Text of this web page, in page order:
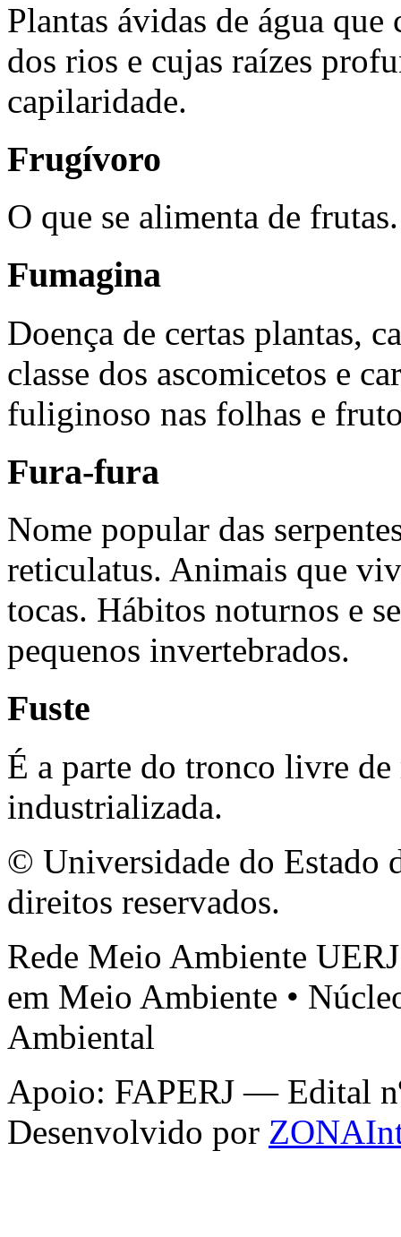
Plantas ávidas de água
dos rios e cujas raízes
capilaridade.
Frugívoro
O que se alimenta de frutas.
Fumagina
Doença de certas plantas,
classe dos ascomicetos e
fuliginoso nas folhas e
Fura-fura
Nome popular das
reticulatus. Animais que
tocas. Hábitos noturnos e
pequenos invertebrados.
Fuste
É a parte do tronco livre
industrializada.
© Universidade do Estado
direitos reservados.
Rede Meio Ambiente
em Meio Ambiente •
Ambiental
Apoio: FAPERJ — Edital
Desenvolvido por